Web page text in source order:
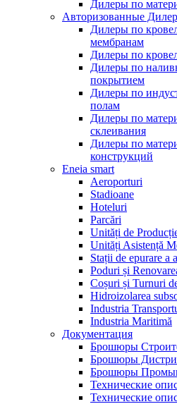
Дилеры по
Aвторизованные
Дилеры по
мембранам
Дилеры по
Дилеры по
покрытием
Дилеры по
полам
Дилеры по
склеивания
Дилеры по
конструкций
Eneia smart
Aeroporturi
Stadioane
Hoteluri
Parcări
Unități de
Unități Asistență
Stații de epurare a
Poduri și
Coșuri și Turnuri
Hidroizolarea
Industria
Industria Maritimă
Документация
Брошюры
Брошюры
Брошюры
Технические
Технические